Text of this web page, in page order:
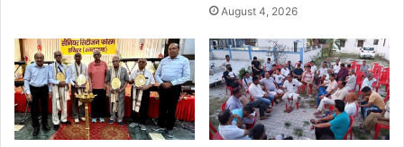
August 4, 2026